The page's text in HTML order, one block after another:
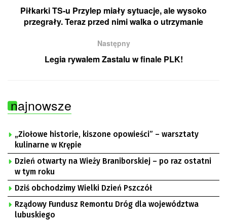
Piłkarki TS-u Przylep miały sytuacje, ale wysoko
przegrały. Teraz przed nimi walka o utrzymanie
Następny
Legia rywalem Zastalu w finale PLK!
najnowsze
„Ziołowe historie, kiszone opowieści” – warsztaty
kulinarne w Krępie
Dzień otwarty na Wieży Braniborskiej – po raz ostatni
w tym roku
Dziś obchodzimy Wielki Dzień Pszczół
Rządowy Fundusz Remontu Dróg dla województwa
lubuskiego